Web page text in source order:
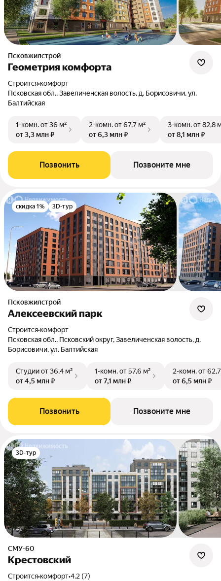
Псковжилстрой
Геометрия комфорта
Строится•комфорт
Псковская обл., Завеличенская волость, д. Борисовичи, ул.
Балтийская
1-комн.от 36 м²
от 3,3 млн ₽
2-комн.от 67,7 м²
от 6,3 млн ₽
3-комн.от 82,8
от 8,1 млн ₽
Позвонить Позвоните мне
скидка 1% 3D-тур
Псковжилстрой
Алексеевский парк
Строится•комфорт
Псковская обл., Псковский округ, Завеличенская волость, д.
Борисовичи, ул. Балтийская
Студииот 36,4 м²
от 4,5 млн ₽
1-комн.от 57,6 м²
от 7,1 млн ₽
2-комн.от
от 6,5 млн ₽
Позвонить Позвоните мне
3D-тур
СМУ-60
Крестовский
Строится•комфорт•4.2 (7)